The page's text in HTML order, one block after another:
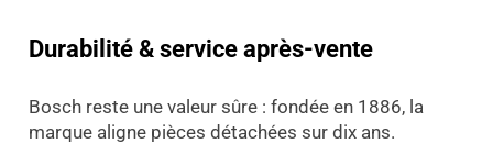
Durabilité & service après-vente
Bosch reste une valeur sûre : fondée en 1886, la
marque aligne pièces détachées sur dix ans.